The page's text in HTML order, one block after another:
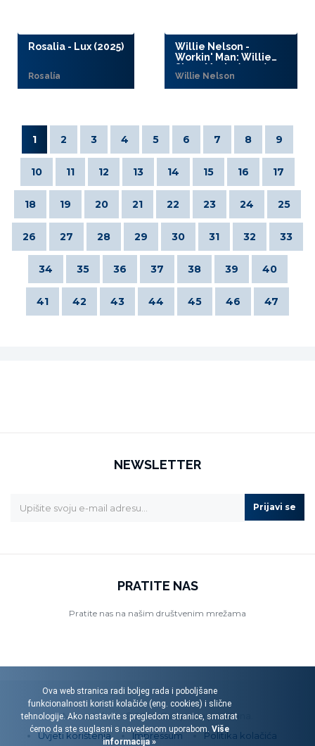
Rosalia - Lux (2025)
Rosalía
Willie Nelson -
Workin' Man: Willie
Sings Merle (2025)
Willie Nelson
1 2 3 4 5 6 7 8 9
10 11 12 13 14 15 16 17
18 19 20 21 22 23 24 25
26 27 28 29 30 31 32 33
34 35 36 37 38 39 40
41 42 43 44 45 46 47
NEWSLETTER
Prijavi se
PRATITE NAS
Pratite nas na našim društvenim mrežama
Menart d.o.o. © 2026. Sva prava pridržana.
Uvjeti korištenja
Impressum Politika kolačića
Ova web stranica radi boljeg rada i poboljšane
funkcionalnosti koristi kolačiće (eng. cookies) i slične
tehnologije. Ako nastavite s pregledom stranice, smatrat
ćemo da ste suglasni s navedenom uporabom. Više
informacija »